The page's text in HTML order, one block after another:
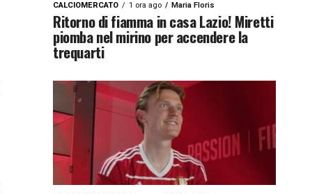
CALCIOMERCATO 1 ora ago Maria Floris
Ritorno di fiamma in casa Lazio! Miretti
piomba nel mirino per accendere la
trequarti